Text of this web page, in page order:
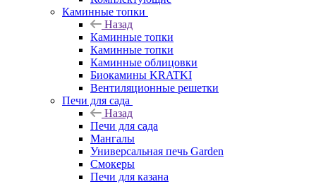
Каминные топки
Назад
Каминные топки
Каминные топки
Каминные облицовки
Биокамины KRATKI
Вентиляционные решетки
Печи для сада
Назад
Печи для сада
Мангалы
Универсальная печь Garden
Смокеры
Печи для казана